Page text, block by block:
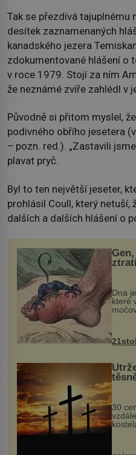
Tak se přezdívá tajuplnému
desítek zaznamenaných
kanadského jezera
zdokumentované hlášení o
v roce 1979. Stojí za ním
že neznámé zvíře zahlédl v
Původně si přitom myslel,
podivného obřího jesetera
– pozn. red.). „Zastavili
plavat pryč.
Byl to ten největší jeseter,
prohlásil Coull, který netuší,
dalších a dalších hlášení o
Dna
které
30